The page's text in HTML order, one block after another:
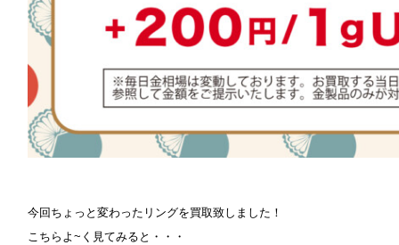
今回ちょっと変わったリングを買取致しました！
こちらよ~く見てみると・・・